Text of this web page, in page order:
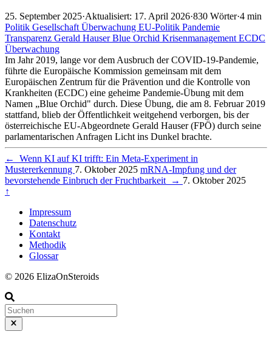
25. September 2025·Aktualisiert: 17. April 2026·830 Wörter·4 min
Politik GesellschaftÜberwachung EU-Politik Pandemie
Transparenz Gerald HauserBlue Orchid KrisenmanagementECDC
Überwachung
Im Jahr 2019, lange vor dem Ausbruch der COVID-19-Pandemie,
führte die Europäische Kommission gemeinsam mit dem
Europäischen Zentrum für die Prävention und die Kontrolle von
Krankheiten (ECDC) eine geheime Pandemie-Übung mit dem
Namen „Blue Orchid" durch. Diese Übung, die am 8. Februar 2019
stattfand, blieb der Öffentlichkeit weitgehend verborgen, bis der
österreichische EU-Abgeordnete Gerald Hauser (FPÖ) durch seine
parlamentarischen Anfragen Licht ins Dunkel brachte.
←
Wenn KI auf KI trifft: Ein Meta-Experiment in
Mustererkennung 7. Oktober 2025 mRNA-Impfung und der
bevorstehende Einbruch der Fruchtbarkeit → 7. Oktober 2025
↑
Impressum
Datenschutz
Kontakt
Methodik
Glossar
© 2026 ElizaOnSteroids